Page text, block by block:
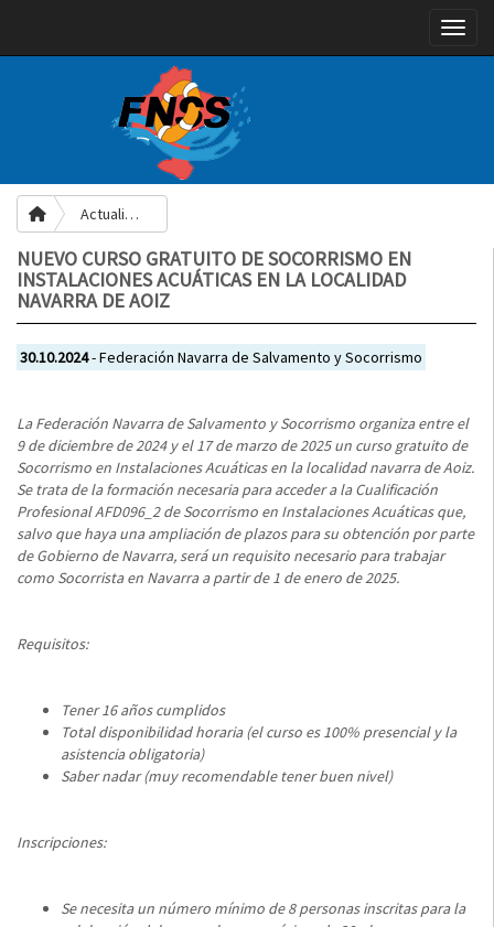
Actualidad
NUEVO CURSO GRATUITO DE SOCORRISMO EN
INSTALACIONES ACUÁTICAS EN LA LOCALIDAD
NAVARRA DE AOIZ
30.10.2024- Federación Navarra de Salvamento y Socorrismo
La Federación Navarra de Salvamento y Socorrismo organiza entre el
9 de diciembre de 2024 y el 17 de marzo de 2025 un curso gratuito de
Socorrismo en Instalaciones Acuáticas en la localidad navarra de Aoiz.
Se trata de la formación necesaria para acceder a la Cualificación
Profesional AFD096_2 de Socorrismo en Instalaciones Acuáticas que,
salvo que haya una ampliación de plazos para su obtención por parte
de Gobierno de Navarra, será un requisito necesario para trabajar
como Socorrista en Navarra a partir de 1 de enero de 2025.
Requisitos:
Tener 16 años cumplidos
Total disponibilidad horaria (el curso es 100% presencial y la
asistencia obligatoria)
Saber nadar (muy recomendable tener buen nivel)
Inscripciones:
Se necesita un número mínimo de 8 personas inscritas para la